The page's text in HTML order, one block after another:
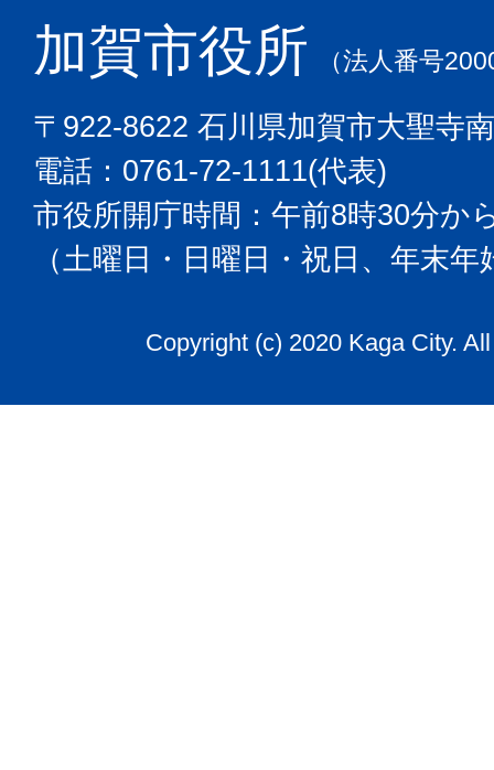
加賀市役所 （法人番号
〒922-8622 石川県加賀市大聖寺
電話：0761-72-1111(代表)
市役所開庁時間：午前8時30分か
（土曜日・日曜日・祝日、年末
Copyright (c) 2020 Kaga City.